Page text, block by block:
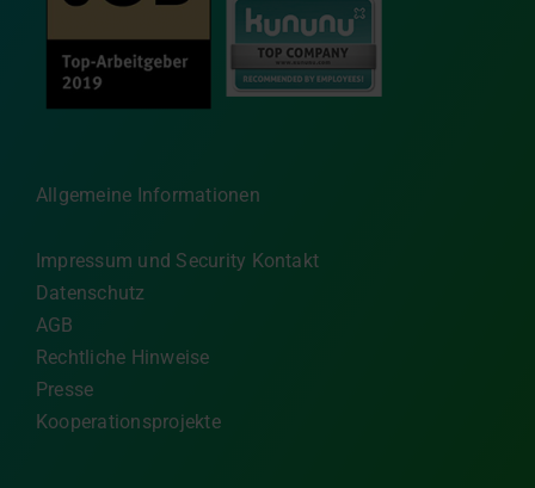
Allgemeine Informationen
Impressum und Security Kontakt
Datenschutz
AGB
Rechtliche Hinweise
Presse
Kooperationsprojekte